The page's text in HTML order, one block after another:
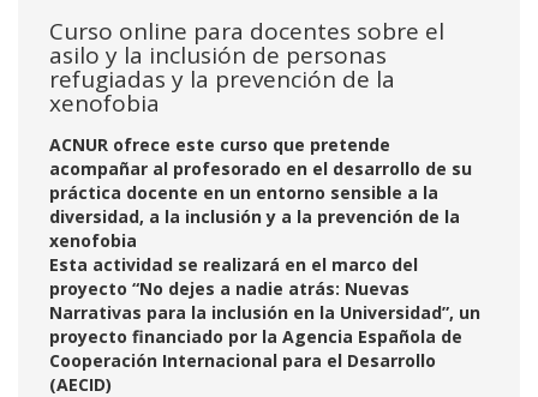
Curso online para docentes sobre el
asilo y la inclusión de personas
refugiadas y la prevención de la
xenofobia
ACNUR ofrece este curso que pretende
acompañar al profesorado en el desarrollo de su
práctica docente en un entorno sensible a la
diversidad, a la inclusión y a la prevención de la
xenofobia
Esta actividad se realizará en el marco del
proyecto “No dejes a nadie atrás: Nuevas
Narrativas para la inclusión en la Universidad”, un
proyecto financiado por la Agencia Española de
Cooperación Internacional para el Desarrollo
(AECID)